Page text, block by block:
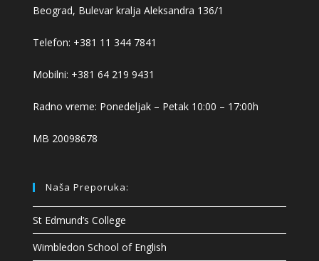
Beograd, Bulevar kralja Aleksandra 136/1
Telefon: +381 11 344 7841
Mobilni: +381 64 219 9431
Radno vreme: Ponedeljak – Petak 10:00 – 17:00h
MB 20098678
Naša Preporuka:
St Edmund’s College
Wimbledon School of English